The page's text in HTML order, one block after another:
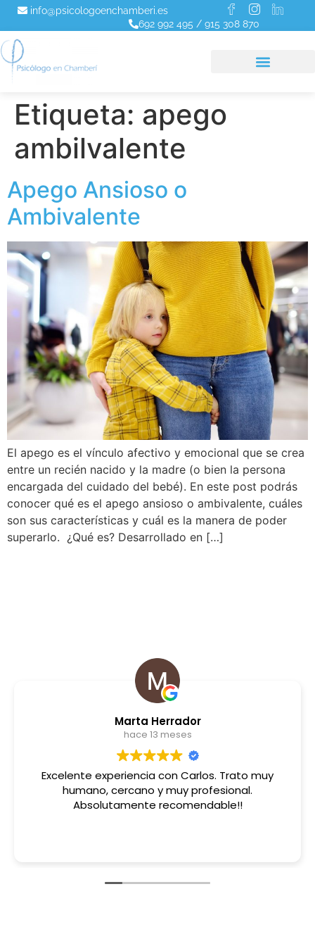
info@psicologoenchamberi.es
692 992 495 / 915 308 870
Etiqueta: apego
ambilvalente
Apego Ansioso o
Ambivalente
El apego es el vínculo afectivo y emocional que se crea
entre un recién nacido y la madre (o bien la persona
encargada del cuidado del bebé). En este post podrás
conocer qué es el apego ansioso o ambivalente, cuáles
son sus características y cuál es la manera de poder
superarlo. ¿Qué es? Desarrollado en […]
Marta Herrador
hace 13 meses
Excelente experiencia con Carlos. Trato muy
humano, cercano y muy profesional.
Absolutamente recomendable!!